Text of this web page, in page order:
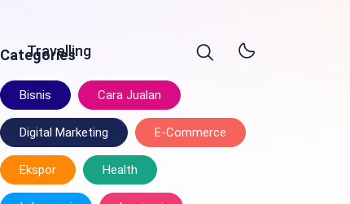
Travelling
Categories
Bisnis Cara Jualan
Digital Marketing E-Commerce
Ekspor Health